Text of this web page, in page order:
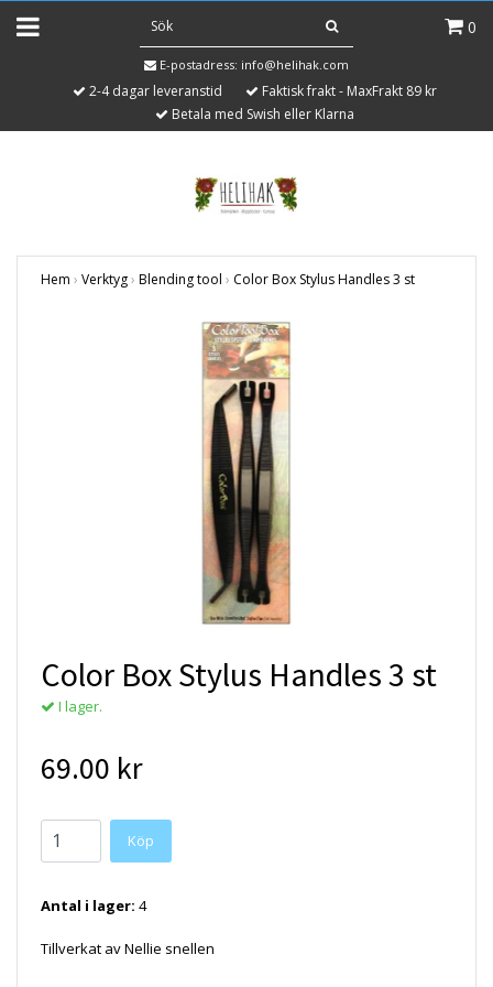
0
E-postadress: info@helihak.com
2-4 dagar leveranstid
Faktisk frakt - MaxFrakt 89 kr
Betala med Swish eller Klarna
Hem › Verktyg› Blending tool › Color Box Stylus Handles 3 st
Color Box Stylus Handles 3 st
I lager.
69.00 kr
Antal i lager: 4
Tillverkat av Nellie snellen